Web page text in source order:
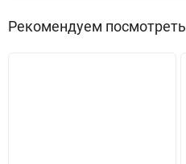
Рекомендуем посмотреть